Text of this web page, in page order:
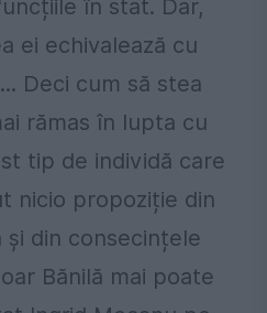
în stat. Dar,
ei echivalează cu
Deci cum să stea
rămas în lupta cu
tip de individă care
nicio propoziție din
din consecințele
Bănilă mai poate